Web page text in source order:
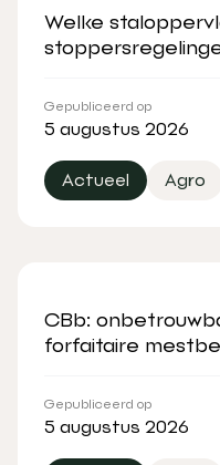
Welke
Gepubliceerd op
5 augustus 2026
Actueel Agro
CBb:
forfaitaire
Gepubliceerd op
5 augustus 2026